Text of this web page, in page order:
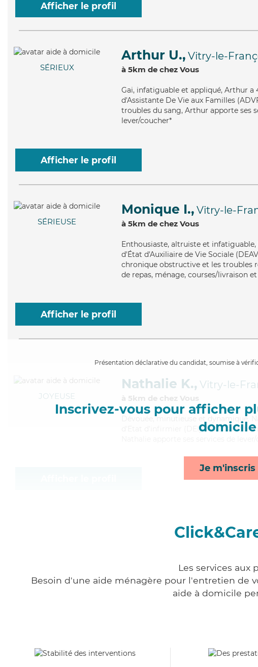
Afficher le profil
SÉRIEUX
Arthur U., Vitry-le-
à 5km de chez Vous
Gai, infatiguable et appliqué, Arthur a
d'Assistante De Vie aux Familles
troubles du sang, Arthur apporte ses
lever/coucher*
Afficher le profil
SÉRIEUSE
Monique I., Vitry-le-
à 5km de chez Vous
Enthousiaste, altruiste et infatiguable,
d'État d'Auxiliaire de Vie Sociale
chronique obstructive et les troubles
de repas, ménage, courses/livraison
Afficher le profil
Présentation déclarative du candidat, soumise à
Inscrivez-vous pour afficher
domicile
Je m'inscris
JOYEUSE
Nathalie K., Vitry-le-
à 5km de chez Vous
, minutieuse et dynamique,
d'Etat d'infirmier (DEI). Maitrisant
Les services aux
Besoin d'une aide ménagère pour l'entretien de
aide à domicile